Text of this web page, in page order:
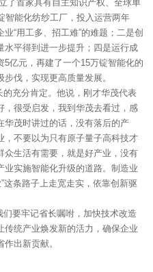
首家具有自主知识产权、全球单
智能化纺纱工厂，投入运营两年
“用工多、招工难”的难题；二是创
水平得到进一步提升；四是运行成
亿元，再建了一个15万锭智能化的
伐，实现更高质量发展。
充分肯定。他说，刚才华茂代表
，很受启发，我到华茂去看过，感
华茂时讲过的话，没有落后的产
，不要以为只有原子量子高科技才
众生活有需要，就是好产业，没有
业实施智能化升级的道路。制造业
这条路子上走宽走实，依靠创新驱
要牢记省长嘱咐，加快技术改造
统产业焕发新的活力，确保企业
作出新贡献。